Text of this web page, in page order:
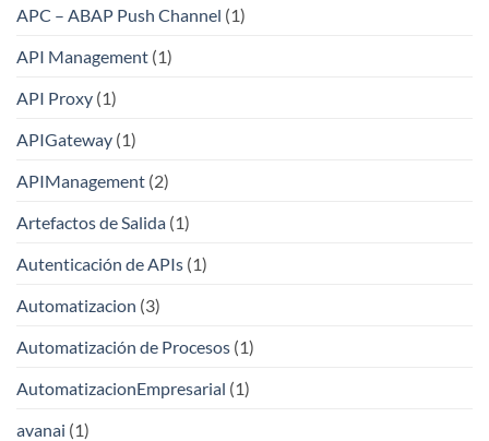
APC – ABAP Push Channel (1)
API Management (1)
API Proxy (1)
APIGateway (1)
APIManagement (2)
Artefactos de Salida (1)
Autenticación de APIs (1)
Automatizacion (3)
Automatización de Procesos (1)
AutomatizacionEmpresarial (1)
avanai (1)